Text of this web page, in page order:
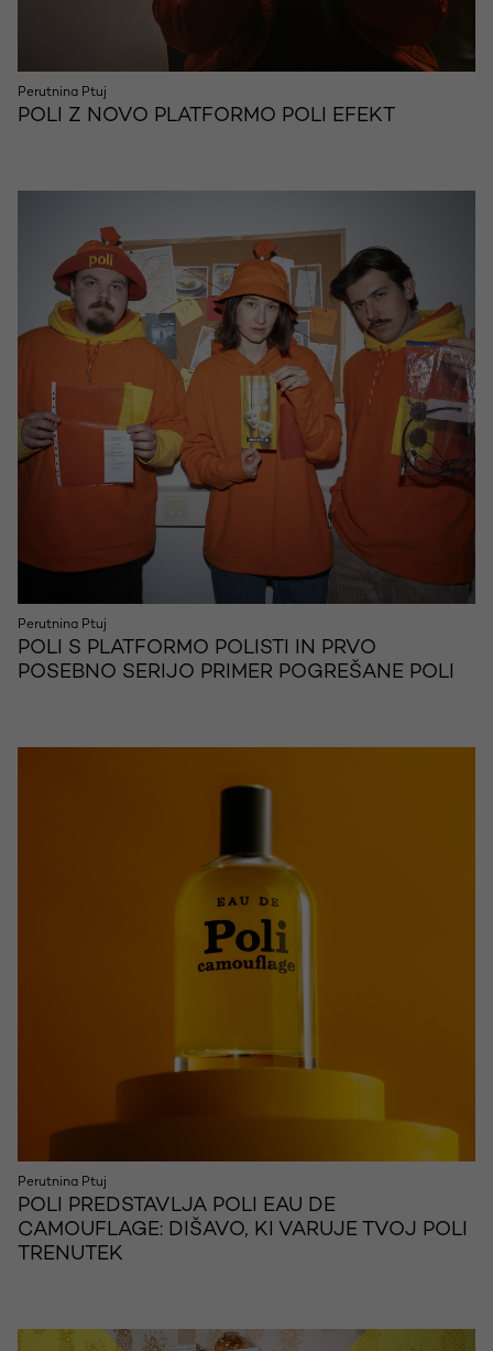
Perutnina Ptuj
POLI Z NOVO PLATFORMO POLI EFEKT
Perutnina Ptuj
POLI S PLATFORMO POLISTI IN PRVO
POSEBNO SERIJO PRIMER POGREŠANE POLI
Perutnina Ptuj
POLI PREDSTAVLJA POLI EAU DE
CAMOUFLAGE: DIŠAVO, KI VARUJE TVOJ POLI
TRENUTEK